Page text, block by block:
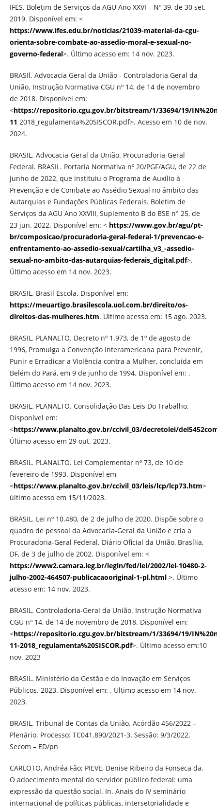
IFES. Boletim de Serviços da AGU Ano XXVI – Nº 39, de 30 set.
2019. Disponível em: <
https://www.ifes.edu.br/noticias/21039-material-da-cgu-
orienta-sobre-combate-ao-assedio-moral-e-sexual-no-
governo-federal>. Último acesso em: 14 nov. 2023.
BRASIl. Advocacia Geral da União - Controladoria Geral da
União. Instrução Normativa CGU nº 14, de 14 de novembro
de 2018. Disponível em:
<https://repositorio.cgu.gov.br/bitstream/1/33694/19/
11 2018_regulamenta%20SISCOR.pdf>. Acesso em 10 de nov.
2024.
BRASIL. Advocacia-Geral da União. Procuradoria-Geral
Federal. BRASIL. Portaria Normativa nº 20/PGF/AGU, de 22 de
junho de 2022, que instituiu o Programa de Auxílio à
Prevenção e de Combate ao Assédio Sexual no âmbito das
Autarquias e Fundações Públicas Federais. Boletim de
Serviços da AGU Ano XXVIII, Suplemento B do BSE n° 25, de
23 jun. 2022. Disponível em: < https://www.gov.br/agu/pt-
br/composicao/procuradoria-geral-federal-1/prevencao-e-
enfrentamento-ao-assedio-sexual/cartilha_v3_-assedio-
sexual-no-ambito-das-autarquias-federais_digital.pdf>.
Último acesso em 14 nov. 2023.
BRASIL. Brasil Escola. Disponível em:
https://meuartigo.brasilescola.uol.com.br/direito/os-
direitos-das-mulheres.htm. Ultimo acesso em: 15 ago. 2023.
BRASIL. PLANALTO. Decreto nº 1.973, de 1º de agosto de
1996, Promulga a Convenção Interamericana para Prevenir,
Punir e Erradicar a Violência contra a Mulher, concluída em
Belém do Pará, em 9 de junho de 1994. Disponível em: .
Último acesso em 14 nov. 2023.
BRASIL. PLANALTO. Consolidação Das Leis Do Trabalho.
Disponível em:
<https://www.planalto.gov.br/ccivil_03/decretolei/
Último acesso em 29 out. 2023.
BRASIL. PLANALTO. Lei Complementar nº 73, de 10 de
fevereiro de 1993. Disponível em
<https://www.planalto.gov.br/ccivil_03/leis/lcp/lcp73.htm>
último acesso em 15/11/2023.
BRASIL. Lei nº 10.480, de 2 de julho de 2020. Dispõe sobre o
quadro de pessoal da Advocacia-Geral da União e cria a
Procuradoria-Geral Federal. Diário Oficial da União, Brasília,
DF, de 3 de julho de 2002. Disponível em: <
https://www2.camara.leg.br/legin/fed/lei/2002/lei-10480-2-
julho-2002-464507-publicacaooriginal-1-pl.html>. Último
acesso em: 14 nov. 2023.
BRASIL. Controladoria-Geral da União. Instrução Normativa
CGU nº 14, de 14 de novembro de 2018. Disponível em:
<https://repositorio.cgu.gov.br/bitstream/1/33694/19/
11-2018_regulamenta%20SISCOR.pdf>. Último acesso em:10
nov. 2023
BRASIL. Ministério da Gestão e da Inovação em Serviços
Públicos. 2023. Disponível em: . Ultimo acesso em 14 nov.
2023.
BRASIL. Tribunal de Contas da União. Acórdão 456/2022 –
Plenário. Processo: TC041.890/2021-3. Sessão: 9/3/2022.
Secom – ED/pn
CARLOTO, Andréa Fão; PIEVE, Denise Ribeiro da Fonseca da.
O adoecimento mental do servidor público federal: uma
expressão da questão social. In. Anais do IV seminário
internacional de políticas públicas, intersetorialidade e